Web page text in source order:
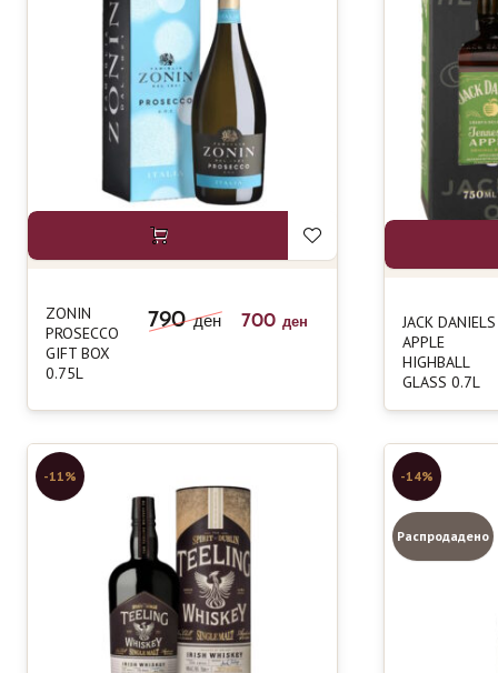
ZONIN
PROSECCO
GIFT BOX
0.75L
790ден 700 ден
JACK DANIELS
APPLE
HIGHBALL
GLASS 0.7L
-11% -14%
Распродадено